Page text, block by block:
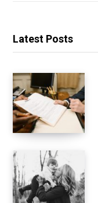
Latest Posts